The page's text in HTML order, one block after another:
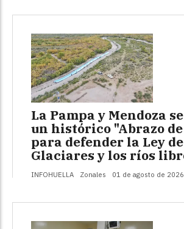
La Pampa y Mendoza
un histórico "Abrazo de
para defender la Ley de
Glaciares y los ríos
INFOHUELLA Zonales 01 de agosto de 2026